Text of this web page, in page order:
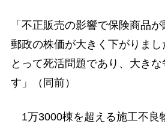
「不正販売の影響で保険商品
郵政の株価が大きく下がりま
とって死活問題であり、大き
す」（同前）
1万3000棟を超える施工不良